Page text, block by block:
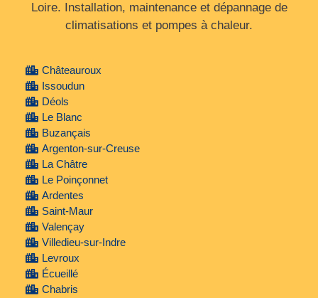
Loire. Installation, maintenance et dépannage de
climatisations et pompes à chaleur.
Châteauroux
Issoudun
Déols
Le Blanc
Buzançais
Argenton-sur-Creuse
La Châtre
Le Poinçonnet
Ardentes
Saint-Maur
Valençay
Villedieu-sur-Indre
Levroux
Écueillé
Chabris